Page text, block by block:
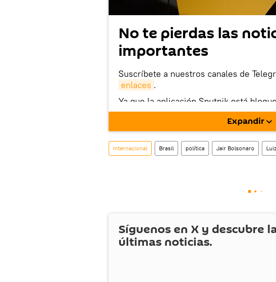
No te pierdas las
importantes
Suscríbete a nuestros canales de
enlaces .
Ya que la aplicación Sputnik está
este enlace puedes descargarla e
También tenemos una cuenta en la red
Expandir
Internacional Brasil política Jair Bolsonaro
Síguenos en X y descubre
últimas noticias.